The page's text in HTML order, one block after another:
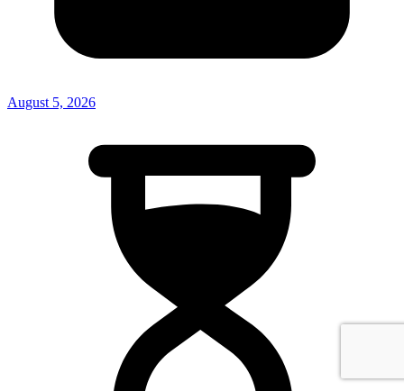
August 5, 2026